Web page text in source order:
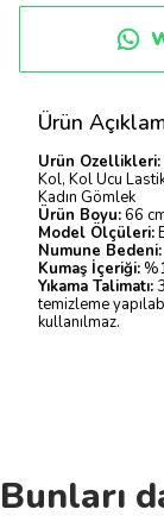
Ürün
Ürün Özellikleri:
Kol, Kol Ucu
Kadın Gömlek
Ürün Boyu:66
Model Ölçüleri:
Numune Bedeni:
Kumaş İçeriği:
Yıkama Talimatı:
temizleme
kullanılmaz.
Bunları